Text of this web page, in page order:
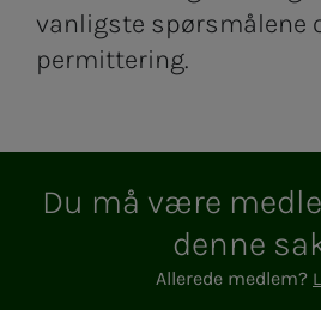
vanligste spørsmålene
permittering.
Du må være
den­­­ne
Allerede medlem?